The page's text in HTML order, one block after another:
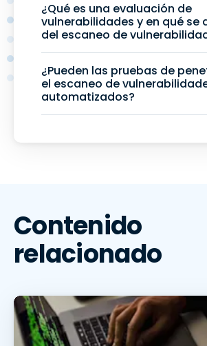
¿Qué es una evaluación de
vulnerabilidades y en qué se
del escaneo de
¿Pueden las pruebas de
el escaneo de
automatizados?
Contenido
relacionado